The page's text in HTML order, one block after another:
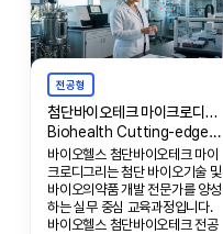
전공형
첨단바이오테크 마이크로디그리
Biohealth Cutting-edge Biotech Micro-Degree
바이오헬스 첨단바이오테크 마이
크로디그리는 첨단 바이오기술 및
바이오의약품 개발 전문가를 양성
하는 실무 중심 교육과정입니다.
바이오헬스 첨단바이오테크 전공